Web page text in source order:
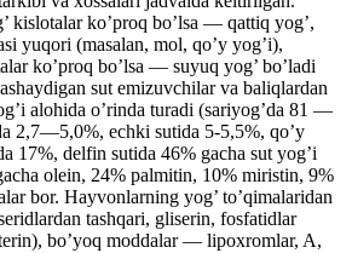
kislotalar ko’proq bo’lsa — qattiq yog’,
yuqori (masalan, mol, qo’y yog’i),
ko’proq bo’lsa — suyuq yog’ bo’ladi
sut emizuvchilar va baliqlardan
alohida o’rinda turadi (sariyog’da 81 —
2,7—5,0%, echki sutida 5-5,5%, qo’y
17%, delfin sutida 46% gacha sut yog’i
olein, 24% palmitin, 10% miristin, 9%
bor. Hayvonlarning yog’ to’qimalaridan
tashqari, gliserin, fosfatidlar
bo’yoq moddalar — lipoxromlar, A,